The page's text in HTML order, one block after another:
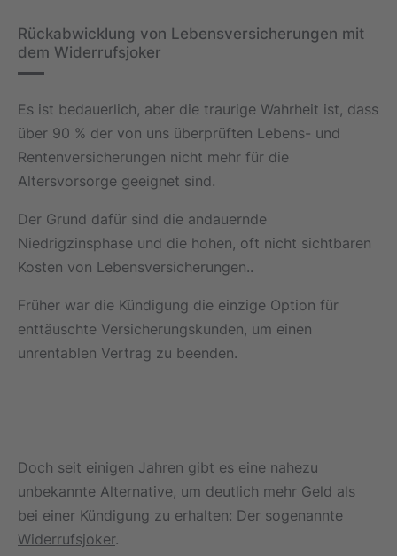
Rückabwicklung von Lebensversicherungen mit
dem Widerrufsjoker
Es ist bedauerlich, aber die traurige Wahrheit ist, dass
über 90 % der von uns überprüften Lebens- und
Rentenversicherungen nicht mehr für die
Altersvorsorge geeignet sind.
Der Grund dafür sind die andauernde
Niedrigzinsphase und die hohen, oft nicht sichtbaren
Kosten von Lebensversicherungen..
Früher war die Kündigung die einzige Option für
enttäuschte Versicherungskunden, um einen
unrentablen Vertrag zu beenden.
Doch seit einigen Jahren gibt es eine nahezu
unbekannte Alternative, um deutlich mehr Geld als
bei einer Kündigung zu erhalten: Der sogenannte
Widerrufsjoker.